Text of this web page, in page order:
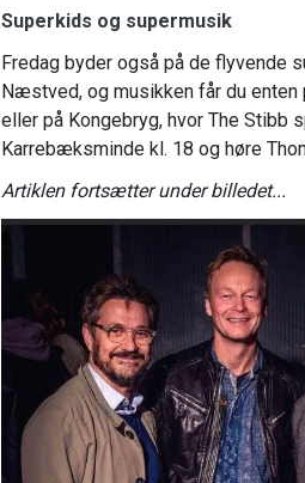
Superkids og supermusik
Fredag byder også på de flyvende
Næstved, og musikken får du enten
eller på Kongebryg, hvor The Stibb
Karrebæksminde kl. 18 og høre
Artiklen fortsætter under billedet...